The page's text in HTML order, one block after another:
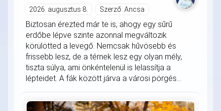
2026. augusztus 8. Szerző: Ancsa
Biztosan érezted már te is, ahogy egy sűrű
erdőbe lépve szinte azonnal megváltozik
körülötted a levegő. Nemcsak hűvösebb és
frissebb lesz, de a térnek lesz egy olyan mély,
tiszta súlya, ami önkéntelenül is lelassítja a
lépteidet. A fák között járva a városi pörgés...